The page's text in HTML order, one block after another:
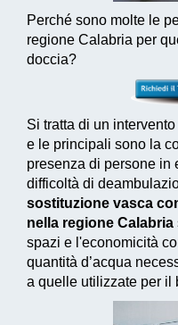
Perché sono molte le
regione Calabria per
doccia?
Si tratta di un
e le principali sono la
presenza di persone in
difficoltà di
sostituzione vasca
nella regione Calabria
spazi e l'economicità
quantità d’acqua
a quelle utilizzate per il